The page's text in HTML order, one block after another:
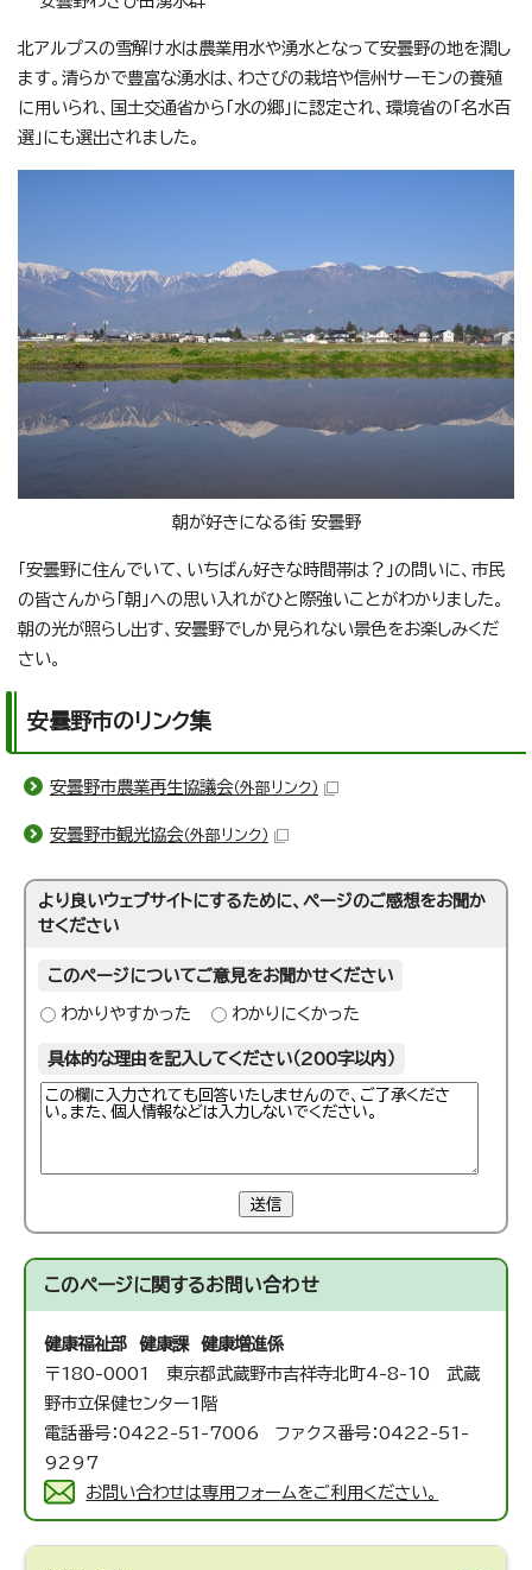
北アルプスの雪解け水は農業用水や湧水となって安曇野の地を潤し
ます。清らかで豊富な湧水は、わさびの栽培や信州サーモンの養殖
に用いられ、国土交通省から「水の郷」に認定され、環境省の「名水百
選」にも選出されました。
朝が好きになる街 安曇野
「安曇野に住んでいて、いちばん好きな時間帯は？」の問いに、市民
の皆さんから「朝」への思い入れがひと際強いことがわかりました。
朝の光が照らし出す、安曇野でしか見られない景色をお楽しみくだ
さい。
安曇野市のリンク集
安曇野市農業再生協議会（外部リンク）
安曇野市観光協会（外部リンク）
より良いウェブサイトにするために、ページのご感想をお聞か
せください
このページについてご意見をお聞かせください
わかりやすかった わかりにくかった
具体的な理由を記入してください（200字以内）
送信
このページに関するお問い合わせ
健康福祉部 健康課 健康増進係
〒180-0001 東京都武蔵野市吉祥寺北町4-8-10 武蔵
野市立保健センター1階
電話番号：0422-51-7006 ファクス番号：0422-51-
9297
お問い合わせは専用フォームをご利用ください。